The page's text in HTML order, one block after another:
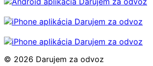
© 2026 Darujem za odvoz